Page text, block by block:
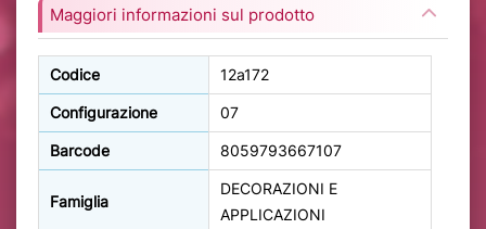
Maggiori informazioni sul prodotto
Codice 12a172
Configurazione 07
Barcode 8059793667107
Famiglia
DECORAZIONI E
APPLICAZIONI